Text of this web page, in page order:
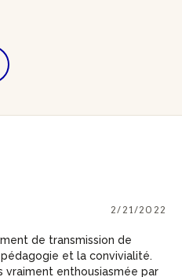
2/21/2022
de transmission de
et la convivialité.
vraiment enthousiasmée par